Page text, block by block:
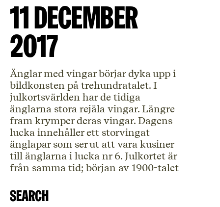
11 december
2017
Änglar med vingar börjar dyka upp i
bildkonsten på trehundratalet. I
julkortsvärlden har de tidiga
änglarna stora rejäla vingar. Längre
fram krymper deras vingar. Dagens
lucka innehåller ett storvingat
änglapar som ser ut att vara kusiner
till änglarna i lucka nr 6. Julkortet är
från samma tid; början av 1900-talet
Search